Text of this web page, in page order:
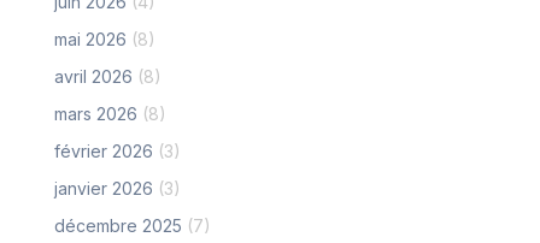
mai 2026 (8)
avril 2026 (8)
mars 2026 (8)
février 2026 (3)
janvier 2026 (3)
décembre 2025 (7)